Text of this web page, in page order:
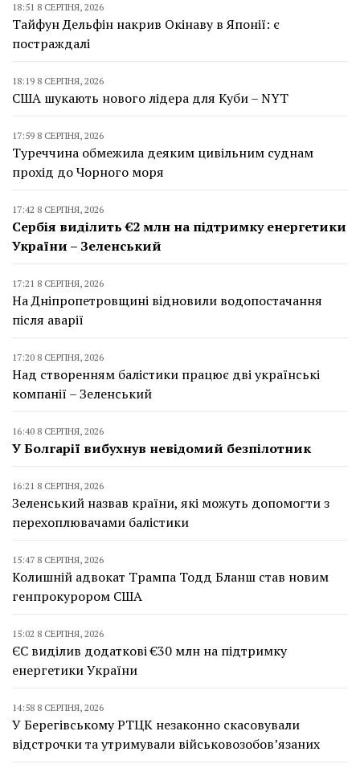
18:51 8 СЕРПНЯ, 2026
Тайфун Дельфін накрив Окінаву в Японії: є
постраждалі
18:19 8 СЕРПНЯ, 2026
США шукають нового лідера для Куби – NYT
17:59 8 СЕРПНЯ, 2026
Туреччина обмежила деяким цивільним суднам
прохід до Чорного моря
17:42 8 СЕРПНЯ, 2026
Сербія виділить €2 млн на підтримку енергетики
України – Зеленський
17:21 8 СЕРПНЯ, 2026
На Дніпропетровщині відновили водопостачання
після аварії
17:20 8 СЕРПНЯ, 2026
Над створенням балістики працює дві українські
компанії – Зеленський
16:40 8 СЕРПНЯ, 2026
У Болгарії вибухнув невідомий безпілотник
16:21 8 СЕРПНЯ, 2026
Зеленський назвав країни, які можуть допомогти з
перехоплювачами балістики
15:47 8 СЕРПНЯ, 2026
Колишній адвокат Трампа Тодд Бланш став новим
генпрокурором США
15:02 8 СЕРПНЯ, 2026
ЄС виділив додаткові €30 млн на підтримку
енергетики України
14:58 8 СЕРПНЯ, 2026
У Берегівському РТЦК незаконно скасовували
відстрочки та утримували військовозобов’язаних